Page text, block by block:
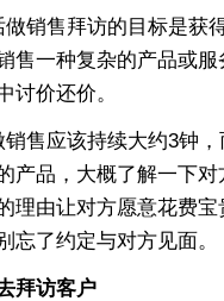
售拜访的目标是获
售一种复杂的产品或
讨价还价。
应该持续大约3钟，
产品，大概了解一下
理由让对方愿意花费
忘了约定与对方见面。
访客户